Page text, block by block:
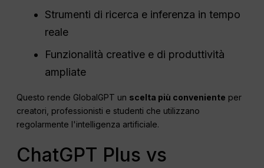
Strumenti di ricerca e inferenza in tempo
reale
Funzionalità creative e di produttività
ampliate
Questo rende GlobalGPT un scelta più conveniente per
creatori, professionisti e studenti che utilizzano
regolarmente l'intelligenza artificiale.
ChatGPT Plus vs